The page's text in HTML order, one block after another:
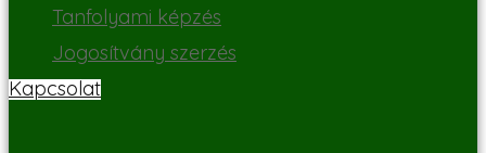
Tanfolyami képzés
Jogosítvány szerzés
Kapcsolat